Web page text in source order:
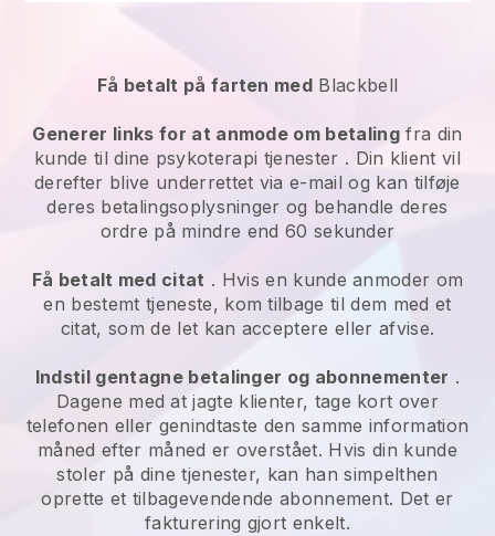
Få betalt på farten med Blackbell
Generer links for at anmode om betalingfra din
kunde til dine psykoterapi tjenester . Din klient vil
derefter blive underrettet via e-mail og kan tilføje
deres betalingsoplysninger og behandle deres
ordre på mindre end 60 sekunder
Få betalt med citat . Hvis en kunde anmoder om
en bestemt tjeneste, kom tilbage til dem med et
citat, som de let kan acceptere eller afvise.
Indstil gentagne betalinger og abonnementer .
Dagene med at jagte klienter, tage kort over
telefonen eller genindtaste den samme information
måned efter måned er overstået. Hvis din kunde
stoler på dine tjenester, kan han simpelthen
oprette et tilbagevendende abonnement. Det er
fakturering gjort enkelt.